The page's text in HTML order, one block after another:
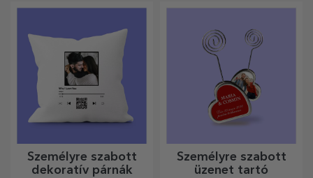
Személyre szabott
dekoratív párnák
Személyre szabott
üzenet tartó